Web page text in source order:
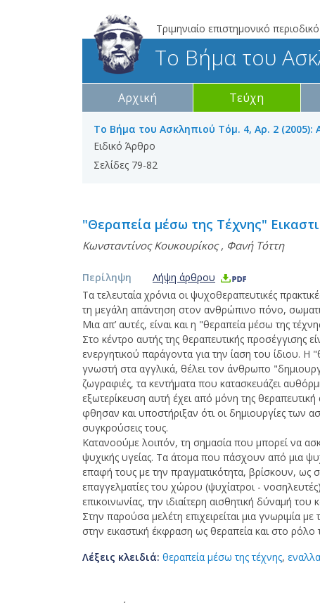
Τριμηνιαίο επιστημονικό περιοδικό
Το Βήμα του
Αρχική Τεύχη
Το Βήμα του Ασκληπιού Τόμ. 4, Αρ. 2 (2005):
Ειδικό Άρθρο
Σελίδες 79-82
"Θεραπεία μέσω της Τέχνης"
Κωνσταντίνος Κουκουρίκος, Φανή Τόττη
Περίληψη
Λήψη άρθρου
Τα τελευταία χρόνια οι ψυχοθεραπευτικές
τη μεγάλη απάντηση στον ανθρώπινο πόνο,
Μια απ’ αυτές, είναι και η "θεραπεία μέσω της
Στο κέντρο αυτής της θεραπευτικής
ενεργητικού παράγοντα για την ίαση του ίδιου.
γνωστή στα αγγλικά, θέλει τον άνθρωπο
ζωγραφιές, τα κεντήματα που κατασκευάζει
εξωτερίκευση αυτή έχει από μόνη της
φθησαν και υποστήριξαν ότι οι δημιουργίες των
συγκρούσεις τους.
Κατανοούμε λοιπόν, τη σημασία που μπορεί να
ψυχικής υγείας. Τα άτομα που πάσχουν από μια
επαφή τους με την πραγματικότητα, βρίσκουν, ως
επαγγελματίες του χώρου (ψυχίατροι -
επικοινωνίας, την ιδιαίτερη αισθητική δύναμή
Στην παρούσα μελέτη επιχειρείται μια γνωριμία
στην εικαστική έκφραση ως θεραπεία και στο
Λέξεις κλειδιά: θεραπεία μέσω της τέχνης,